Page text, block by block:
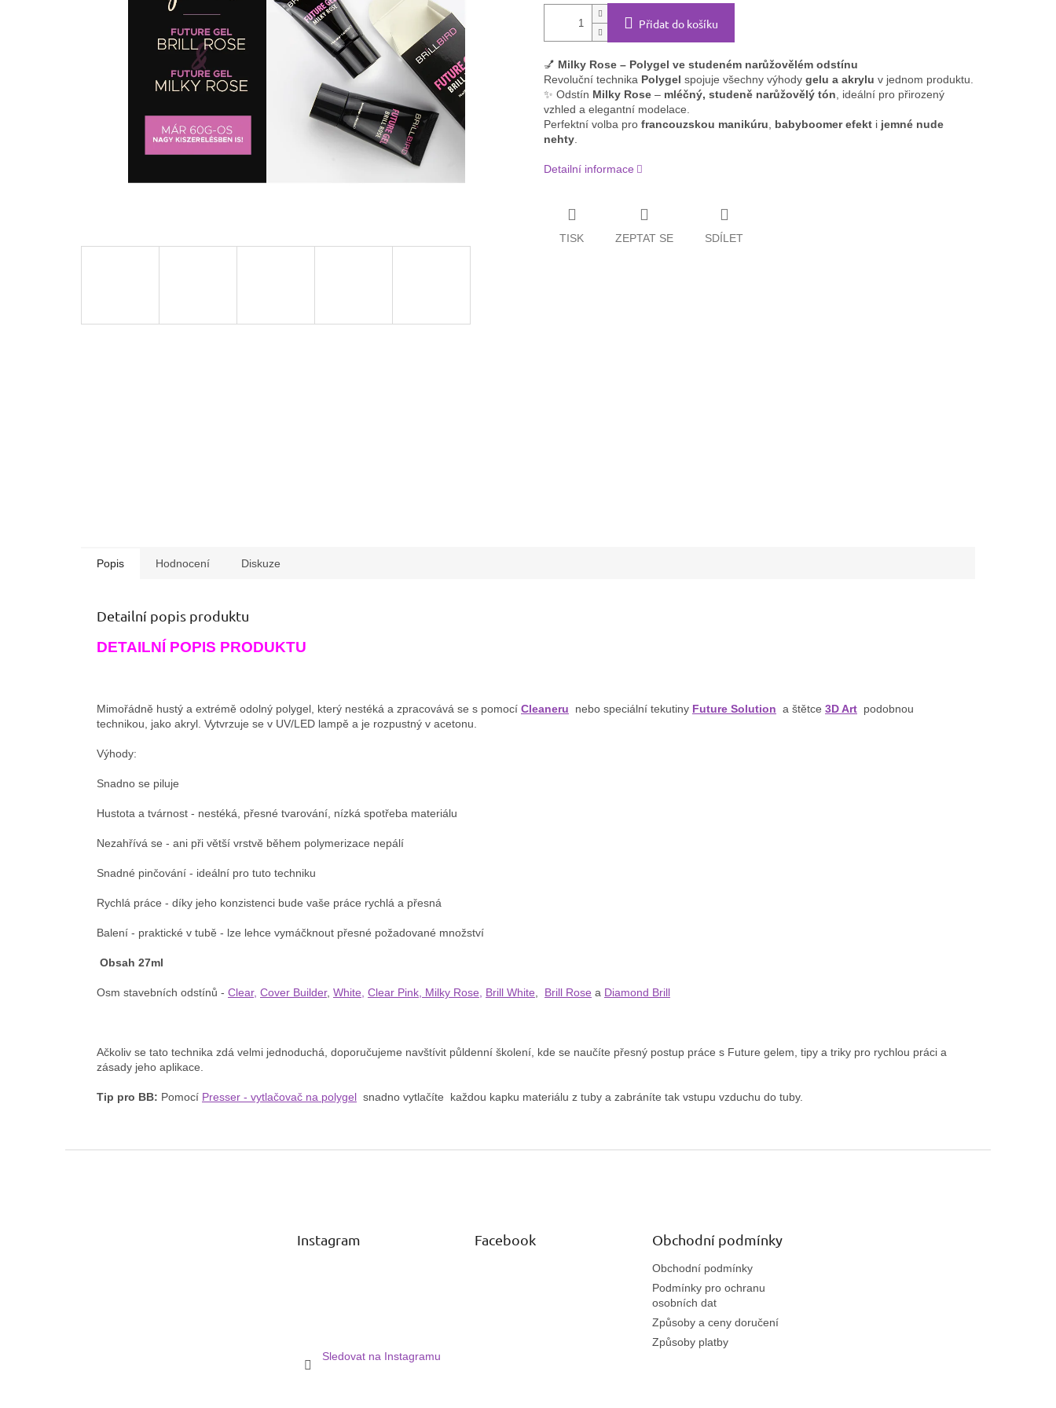
Přidat do košíku
💅 Milky Rose – Polygel ve studeném narůžovělém odstínu
Revoluční technika Polygel spojuje všechny výhody gelu a akrylu v jednom produktu.
✨ Odstín Milky Rose – mléčný, studeně narůžovělý tón, ideální pro přirozený
vzhled a elegantní modelace.
Perfektní volba pro francouzskou manikúru, babyboomer efekt i jemné nude
nehty.
Detailní informace
TISK ZEPTAT SE SDÍLET
Popis Hodnocení Diskuze
Detailní popis produktu
DETAILNÍ POPIS PRODUKTU
Mimořádně hustý a extrémě odolný polygel, který nestéká a zpracovává se s pomocí Cleaneru nebo speciální tekutiny Future Solution a štětce 3D Art podobnou
technikou, jako akryl. Vytvrzuje se v UV/LED lampě a je rozpustný v acetonu.
Výhody:
Snadno se piluje
Hustota a tvárnost - nestéká, přesné tvarování, nízká spotřeba materiálu
Nezahřívá se - ani při větší vrstvě během polymerizace nepálí
Snadné pinčování - ideální pro tuto techniku
Rychlá práce - díky jeho konzistenci bude vaše práce rychlá a přesná
Balení - praktické v tubě - lze lehce vymáčknout přesné požadované množství
Obsah 27ml
Osm stavebních odstínů - Clear, Cover Builder, White, Clear Pink, Milky Rose, Brill White Brill Rose a Diamond Brill
Ačkoliv se tato technika zdá velmi jednoduchá, doporučujeme navštívit půldenní školení, kde se naučíte přesný postup práce s Future gelem, tipy a triky pro rychlou práci a
zásady jeho aplikace.
Tip pro BB: Pomocí Presser - vytlačovač na polygel snadno vytlačíte každou kapku materiálu z tuby a zabráníte tak vstupu vzduchu do tuby.
Instagram
Sledovat na Instagramu
Facebook Obchodní podmínky
Obchodní podmínky
Podmínky pro ochranu
osobních dat
Způsoby a ceny doručení
Způsoby platby